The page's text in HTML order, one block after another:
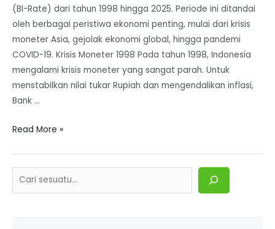
(BI-Rate) dari tahun 1998 hingga 2025. Periode ini ditandai
oleh berbagai peristiwa ekonomi penting, mulai dari krisis
moneter Asia, gejolak ekonomi global, hingga pandemi
COVID-19. ​Krisis Moneter 1998 ​Pada tahun 1998, Indonesia
mengalami krisis moneter yang sangat parah. Untuk
menstabilkan nilai tukar Rupiah dan mengendalikan inflasi,
Bank …
Read More »